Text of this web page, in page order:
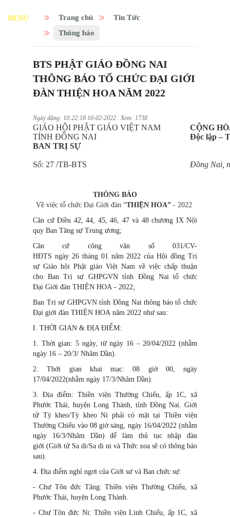
MENU Trang chủ
Tin Tức
Thông báo
BTS PHẬT GIÁO ĐỒNG NAI
THÔNG BÁO TỔ CHỨC ĐẠI GIỚI
ĐÀN THIỆN HOA NĂM 2022
Ngày đăng: 10:22:18 10-02-2022 . Xem: 1738
GIÁO HỘI PHẬT GIÁO VIỆT NAM
TỈNH ĐỒNG NAI
BAN TRỊ SỰ
Số: 27 /TB-BTS
CỘNG
Độc lập –
Đồng Nai,
THÔNG BÁO
Về việc tổ chức Đại Giới đàn “THIỆN HOA” - 2022
Căn cứ Điều 42, 44, 45, 46, 47 và 48 chương IX Nội
quy Ban Tăng sự Trung ương;
Căn cứ công văn số 031/CV-
HĐTS ngày 26 tháng 01 năm 2022 của Hội đồng Trị
sự Giáo hội Phật giáo Việt Nam về việc chấp thuận
cho Ban Trị sự GHPGVN tỉnh Đồng Nai tổ chức
Đại Giới đàn THIỆN HOA - 2022;
Ban Trị sự GHPGVN tỉnh Đồng Nai thông báo tổ chức
Đại giới đàn THIỆN HOA năm 2022 như sau:
I. THỜI GIAN & ĐỊA ĐIỂM:
1. Thời gian: 5 ngày, từ ngày 16 – 20/04/2022 (nhằm
ngày 16 – 20/3/ Nhâm Dần).
2. Thời gian khai mạc: 08 giờ 00, ngày
17/04/2022(nhằm ngày 17/3/Nhâm Dần).
3. Địa điểm: Thiền viện Thường Chiếu, ấp 1C, xã
Phước Thái, huyện Long Thành, tỉnh Đồng Nai. Giới
tử Tỳ kheo/Tỳ kheo Ni phải có mặt tại Thiền viện
Thường Chiếu vào 08 giờ sáng, ngày 16/04/2022 (nhằm
ngày 16/3/Nhâm Dần) để làm thủ tục nhập đàn
giới (Giới tử Sa di/Sa di ni và Thức xoa sẽ có thông báo
sau).
4. Địa điểm nghỉ ngơi của Giới sư và Ban chức sự:
- Chư Tôn đức Tăng: Thiền viện Thường Chiếu, xã
Phước Thái, huyện Long Thành.
- Chư Tôn đức Ni: Thiền viện Linh Chiếu, ấp 1C, xã